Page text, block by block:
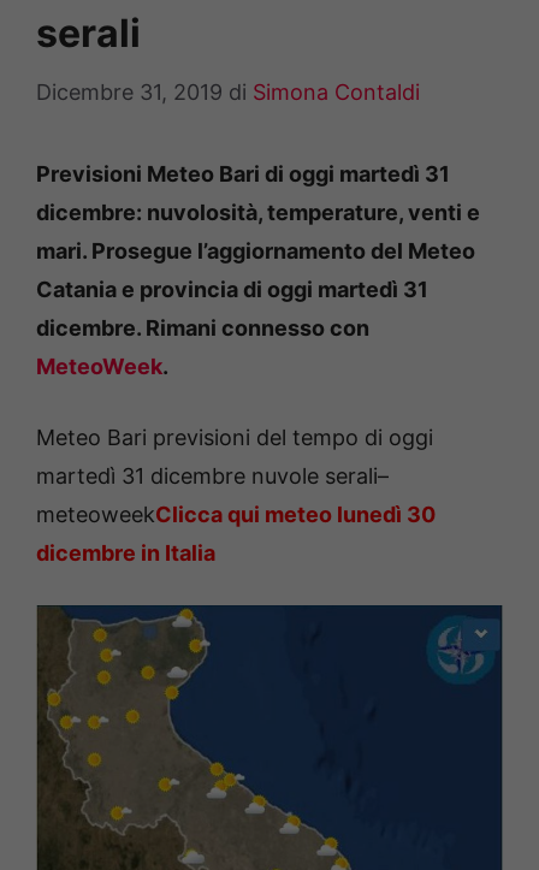
serali
Dicembre 31, 2019 di Simona Contaldi
Previsioni Meteo Bari di oggi martedì 31
dicembre: nuvolosità, temperature, venti e
mari. Prosegue l’aggiornamento del Meteo
Catania e provincia di oggi martedì 31
dicembre. Rimani connesso con
MeteoWeek.
Meteo Bari previsioni del tempo di oggi
martedì 31 dicembre nuvole serali–
meteoweekClicca qui meteo lunedì 30
dicembre in Italia